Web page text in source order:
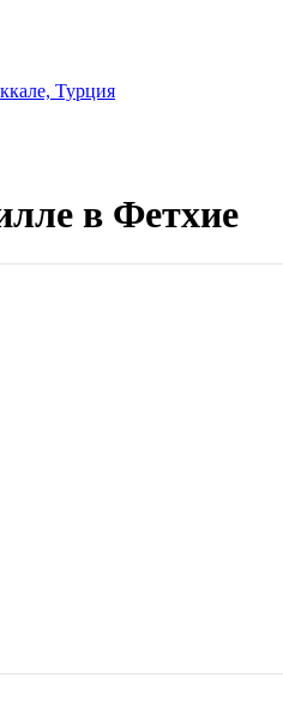
Турция
в Фетхие